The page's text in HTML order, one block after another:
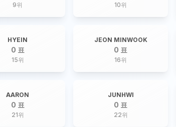
9위 10위
HYEIN
0 표
15위
JEON MINWOOK
0 표
16위
AARON
0 표
21위
JUNHWI
0 표
22위